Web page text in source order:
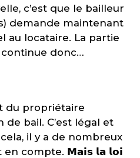
c’est que le bailleur
demande maintenant
au locataire. La partie
donc…
du propriétaire
de bail. C’est légal et
il y a de nombreux
compte. 𝗠𝗮𝗶𝘀 𝗹𝗮 𝗹𝗼𝗶